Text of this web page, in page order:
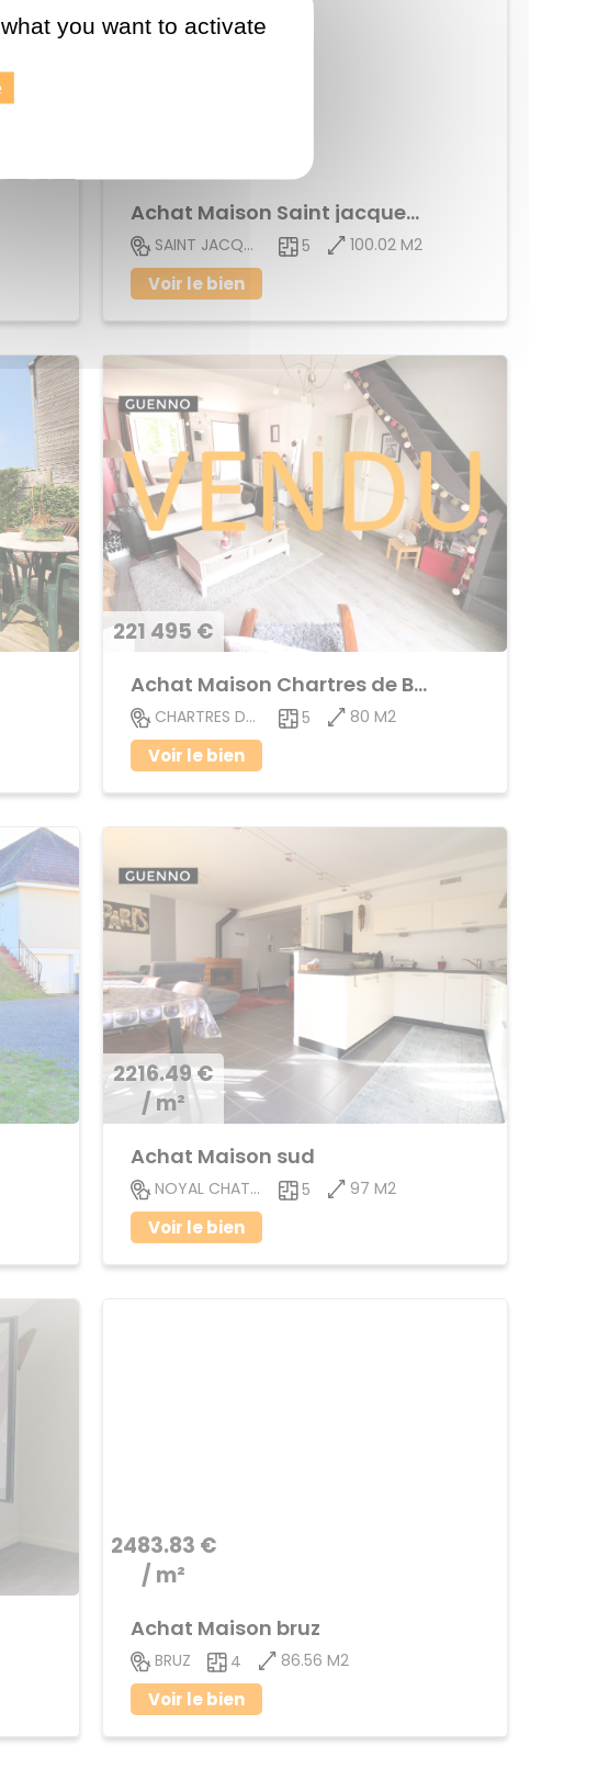
Achat Maison Saint jacques de la lande
SAINT JACQUES DE LA LANDE 5 100.02 M2
Voir le bien
221 495 €
Achat Maison Chartres de Bretagne
CHARTRES DE BRETAGNE 5 80 M2
Voir le bien
2216.49 €
/ m²
Achat Maison sud
NOYAL CHATILLON SUR SEICHE 5 97 M2
Voir le bien
2483.83 €
/ m²
Achat Maison bruz
BRUZ 4 86.56 M2
Voir le bien
you want to activate